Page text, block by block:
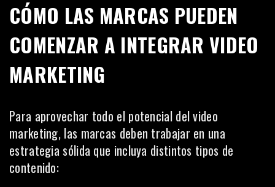
CÓMO LAS MARCAS PUEDEN
COMENZAR A INTEGRAR VIDEO
MARKETING
Para aprovechar todo el potencial del video
marketing, las marcas deben trabajar en una
estrategia sólida que incluya distintos tipos de
contenido: